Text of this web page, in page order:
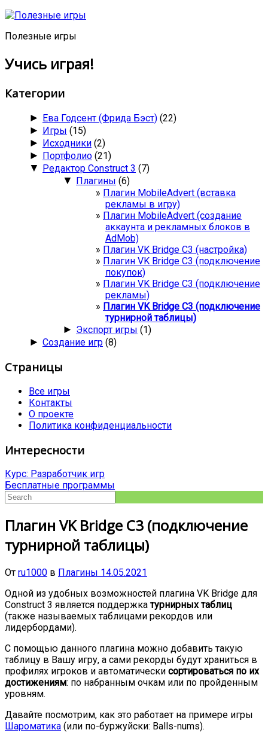
Полезные игры
Учись играя!
Категории
► Ева Годсент (Фрида Бэст) (22)
► Игры (15)
► Исходники (2)
► Портфолио (21)
▼ Редактор Construct 3 (7)
▼ Плагины (6)
Плагин MobileAdvert (вставка
рекламы в игру)
Плагин MobileAdvert (создание
аккаунта и рекламных блоков в
AdMob)
Плагин VK Bridge C3 (настройка)
Плагин VK Bridge C3 (подключение
покупок)
Плагин VK Bridge C3 (подключение
рекламы)
Плагин VK Bridge C3 (подключение
турнирной таблицы)
► Экспорт игры (1)
► Создание игр (8)
Страницы
Все игры
Контакты
О проекте
Политика конфиденциальности
Интересности
Курс: Разработчик игр
Бесплатные программы
Плагин VK Bridge C3 (подключение
турнирной таблицы)
От ru1000 в Плагины 14.05.2021
Одной из удобных возможностей плагина VK Bridge для
Construct 3 является поддержкатурнирных таблиц
(также называемых таблицами рекордов или
лидербордами).
С помощью данного плагина можно добавить такую
таблицу в Вашу игру, а сами рекорды будут храниться в
профилях игроков и автоматически сортироваться по их
достижениям: по набранным очкам или по пройденным
уровням.
Давайте посмотрим, как это работает на примере игры
Шароматика (или по-буржуйски: Balls-nums).